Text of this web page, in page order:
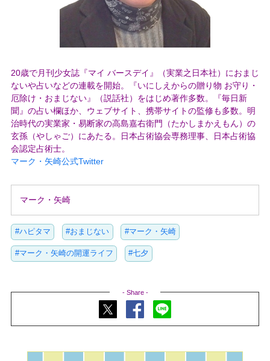
20歳で月刊少女誌『マイ バースデイ』（実業之日本社）におまじ
ないや占いなどの連載を開始。『いにしえからの贈り物 お守り・
厄除け・おまじない』（説話社）をはじめ著作多数。『毎日新
聞』の占い欄ほか、ウェブサイト、携帯サイトの監修も多数。明
治時代の実業家・易断家の高島嘉右衛門（たかしまかえもん）の
玄孫（やしゃご）にあたる。日本占術協会専務理事、日本占術協
会認定占術士。
マーク・矢崎公式Twitter
マーク・矢崎
#ハピタマ #おまじない #マーク・矢崎
#マーク・矢崎の開運ライフ #七夕
- Share -